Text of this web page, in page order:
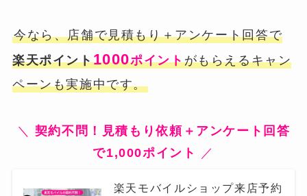
今なら、店舗で見積もり＋アンケート回答で
楽天ポイント1000ポイントがもらえるキャン
ペーンも実施中です。
＼ 契約不問！見積もり依頼＋アンケート回答
で1,000ポイント
／
楽天モバイルショップ来店予約